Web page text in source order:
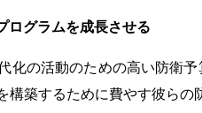
ログラムを成長させる
化の活動のための高い防衛
築するために費やす彼らの